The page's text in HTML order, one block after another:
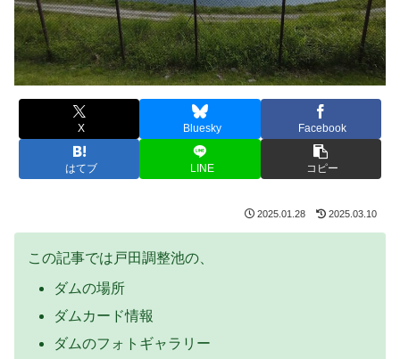
X Bluesky Facebook
はてブ LINE コピー
2025.01.28 2025.03.10
この記事では戸田調整池の、
ダムの場所
ダムカード情報
ダムのフォトギャラリー